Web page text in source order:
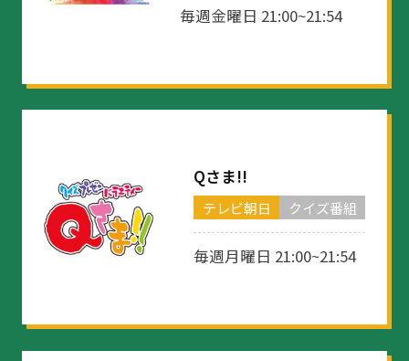
毎週金曜日 21:00~21:54
Qさま!!
テレビ朝日 クイズ番組
毎週月曜日 21:00~21:54